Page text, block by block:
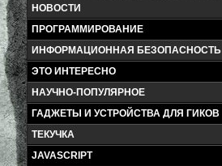
НОВОСТИ
ПРОГРАММИРОВАНИЕ
ИНФОРМАЦИОННАЯ БЕЗОПАСНОСТЬ
ЭТО ИНТЕРЕСНО
НАУЧНО-ПОПУЛЯРНОЕ
ГАДЖЕТЫ И УСТРОЙСТВА ДЛЯ ГИКОВ
ТЕКУЧКА
JAVASCRIPT